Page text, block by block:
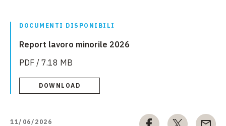
DOCUMENTI DISPONIBILI
Report lavoro minorile 2026
PDF / 7.18 MB
DOWNLOAD
11/06/2026